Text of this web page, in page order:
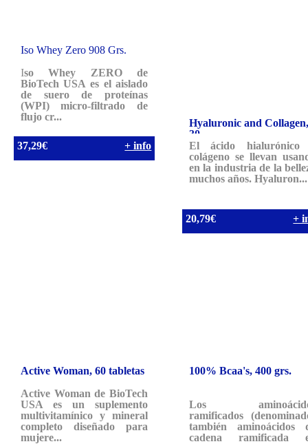
Iso Whey Zero 908 Grs.
Iso Whey ZERO de
BioTech USA es el aislado
de suero de proteínas
(WPI) micro-filtrado de
flujo cr...
37,29€ + info
Hyaluronic and Collagen,
30...
El ácido hialurónico
colágeno se llevan
en la industria de la
muchos años. Hyaluron...
20,79€ +
Active Woman, 60 tabletas
Active Woman de BioTech
USA es un suplemento
multivitamínico y mineral
completo diseñado para
mujere...
100% Bcaa's, 400 grs.
Los
ramificados
también aminoácidos
cadena ramificada